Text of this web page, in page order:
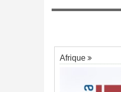
Afrique
- Un colloque met